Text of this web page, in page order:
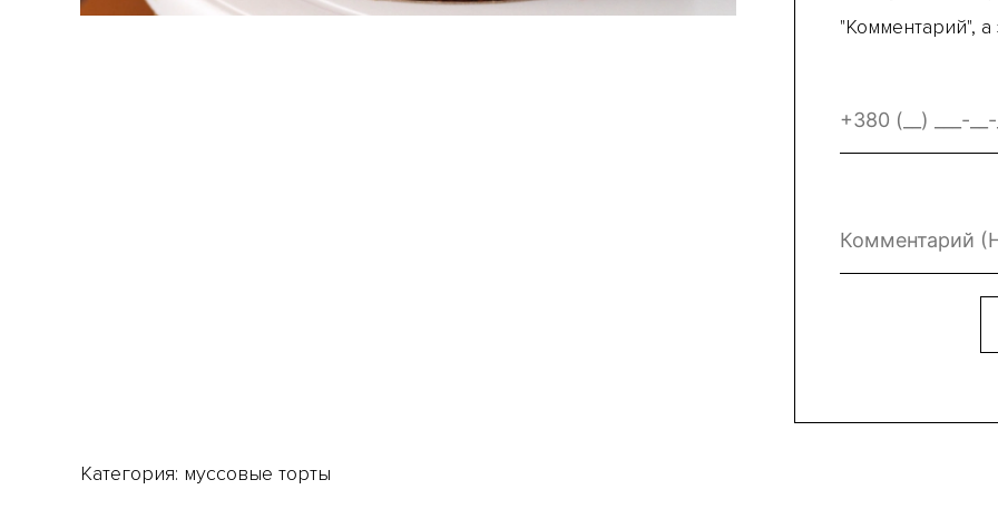
"Комментарий",
Категория: муссовые торты